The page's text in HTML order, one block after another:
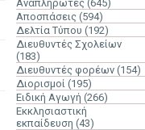
Αναπληρωτές (645)
Αποσπάσεις (594)
Δελτία Τύπου (192)
Διευθυντές Σχολείων
(183)
Διευθυντές φορέων (154)
Διορισμοί (195)
Ειδική Αγωγή (266)
Εκκλησιαστική
εκπαίδευση (43)